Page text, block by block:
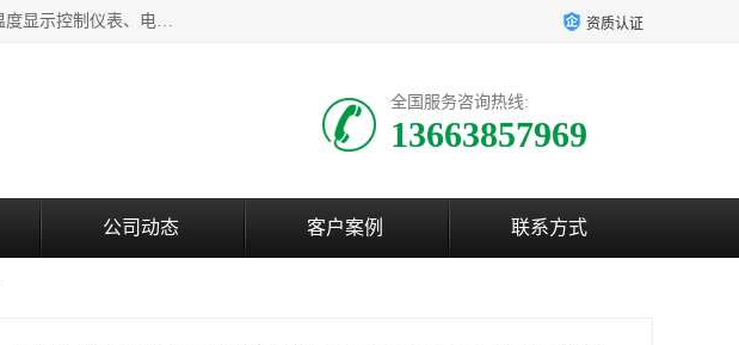
河南新瑞普测控技术有限公司主营：压力变送器、液位变送器、差压变送器、雷达料位计、电容物位计、温度显示控制仪表、电量变送器、流量计、工业自动化系统成套设备。 资质认证
全国服务咨询热线:
13663857969
公司动态 客户案例 联系方式